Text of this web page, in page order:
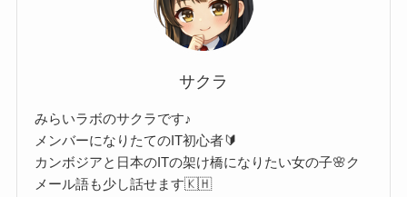
サクラ
みらいラボのサクラです♪
メンバーになりたてのIT初心者🔰
カンボジアと日本のITの架け橋になりたい女の子🌸ク
メール語も少し話せます🇰🇭